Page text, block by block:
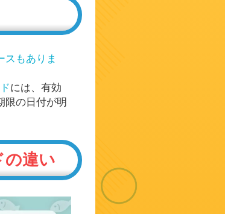
スもありま
には、有効
限の日付が明
の違い